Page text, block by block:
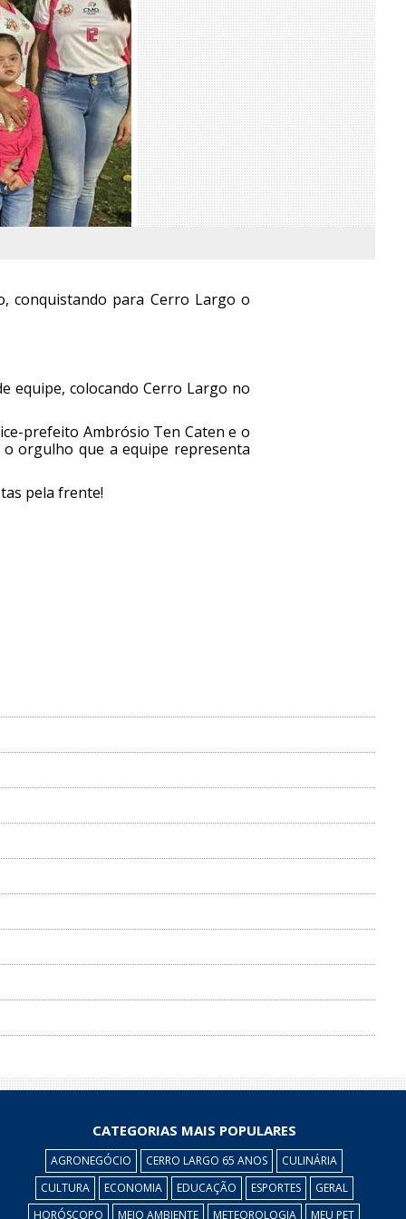
conquistando para Cerro Largo o
equipe, colocando Cerro Largo no
prefeito Ambrósio Ten Caten e o
o orgulho que a equipe representa
pela frente!
CATEGORIAS MAIS POPULARES
AGRONEGÓCIO CERRO LARGO 65 ANOS
CULINÁRIA
CULTURA
ECONOMIA EDUCAÇÃO ESPORTES
GERAL
HORÓSCOPO
MEIO AMBIENTE METEOROLOGIA MEU PET